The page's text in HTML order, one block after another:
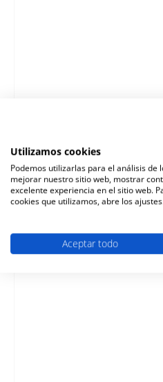
Utilizamos cookies
Podemos utilizarlas para el análisis de
mejorar nuestro sitio web, mostrar
excelente experiencia en el sitio web.
cookies que utilizamos, abre los
Aceptar todo